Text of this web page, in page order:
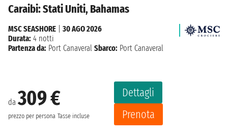
Caraibi: Stati Uniti, Bahamas
da309 €
prezzo per persona Tasse incluse
Dettagli
Prenota
MSC SEASHORE
30 AGO 2026
Durata: 4 notti
Partenza da: Port Canaveral Sbarco: Port Canaveral